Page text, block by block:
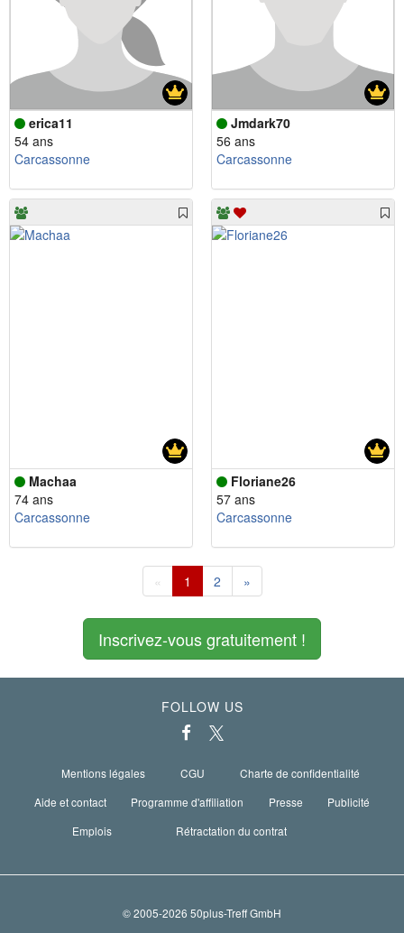
erica11
54 ans
Carcassonne
Jmdark70
56 ans
Carcassonne
Machaa
74 ans
Carcassonne
Floriane26
57 ans
Carcassonne
« 1 2 »
Inscrivez-vous gratuitement !
FOLLOW US
Mentions légales CGU
Charte de confidentialité
Aide et contact
Programme d'affiliation Presse
Publicité
Emplois
Rétractation du contrat
© 2005-2026 50plus-Treff GmbH